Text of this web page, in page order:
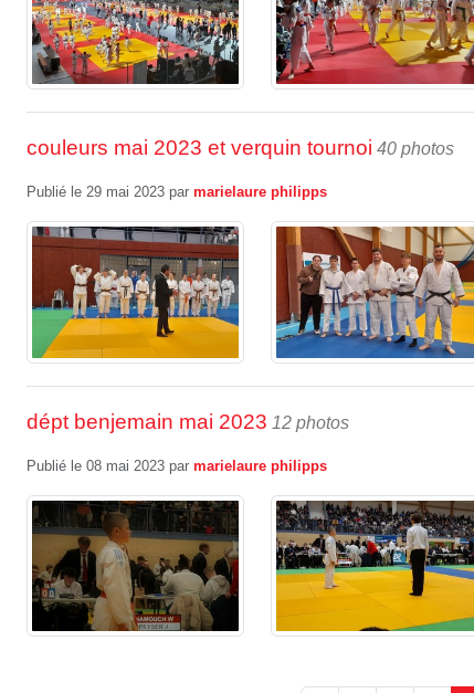
couleurs mai 2023 et verquin tournoi 40 photos
Publié le 29 mai 2023 par marielaure philipps
dépt benjemain mai 2023 12 photos
Publié le 08 mai 2023 par marielaure philipps